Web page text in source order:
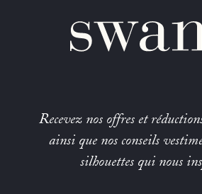
Recevez nos offres et
ainsi que nos conseils
silhouettes qui nous